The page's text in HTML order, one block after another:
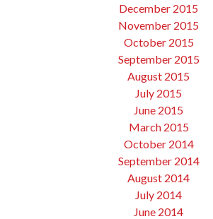
December 2015
November 2015
October 2015
September 2015
August 2015
July 2015
June 2015
March 2015
October 2014
September 2014
August 2014
July 2014
June 2014